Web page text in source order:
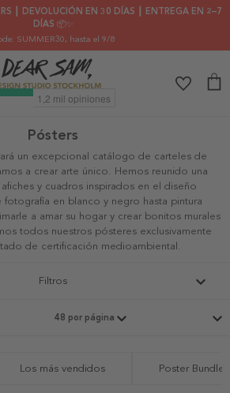
┃ DEVOLUCIÓN EN 30 DÍAS ┃ ENTREGA EN 2–7
DÍAS 📦✨
SUMMER30, hasta el 9/8
Pósters
un excepcional catálogo de carteles de
a crear arte único. Hemos reunido una
y cuadros inspirados en el diseño
fotografía en blanco y negro hasta pintura
a amar su hogar y crear bonitos murales
todos nuestros pósteres exclusivamente
de certificación medioambiental.
Filtros
Los más vendidos Poster Bundles